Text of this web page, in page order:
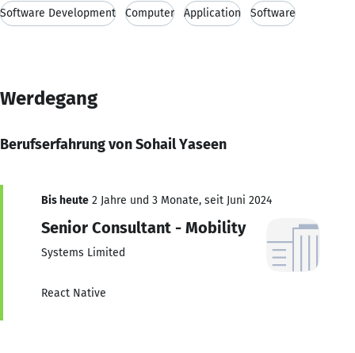
Software Development Computer Application Software
Werdegang
Berufserfahrung von Sohail Yaseen
Bis heute 2 Jahre und 3 Monate, seit Juni 2024
Senior Consultant - Mobility
Systems Limited
React Native